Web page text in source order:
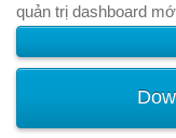
quản trị dashboard